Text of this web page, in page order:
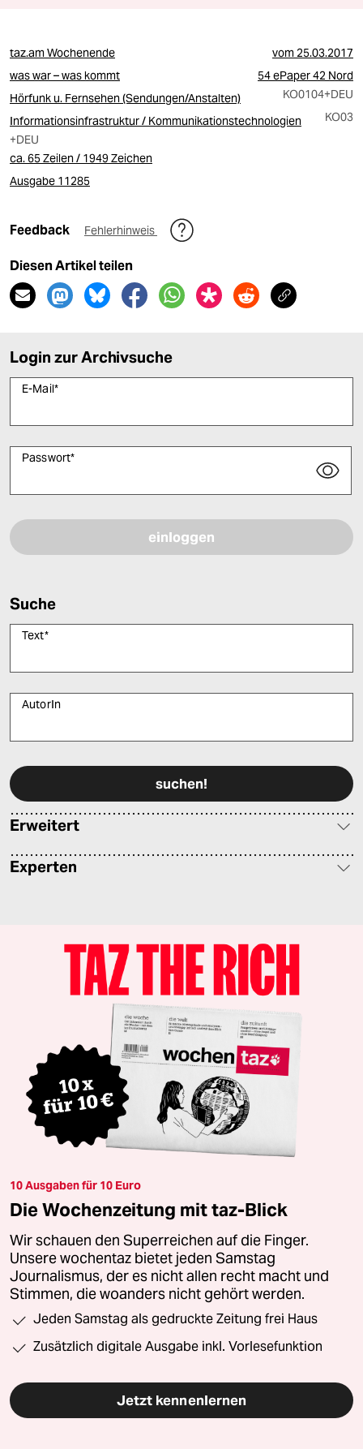
taz.am Wochenende vom25.03.2017
was war – was kommt
54 ePaper 42 Nord
Hörfunk u. Fernsehen (Sendungen/Anstalten)
KO0104+DEU
Informationsinfrastruktur / Kommunikationstechnologien
KO03
+DEU
ca. 65 Zeilen / 1949 Zeichen
Ausgabe 11285
Feedback Fehlerhinweis
Diesen Artikel teilen
Login zur Archivsuche
E-Mail*
Passwort*
Suche
Text*
AutorIn
Erweitert
Experten
10 Ausgaben für 10 Euro
Die Wochenzeitung mit taz-Blick
Wir schauen den Superreichen auf die Finger.
Unsere wochentaz bietet jeden Samstag
Journalismus, der es nicht allen recht macht und
Stimmen, die woanders nicht gehört werden.
Jeden Samstag als gedruckte Zeitung frei Haus
Zusätzlich digitale Ausgabe inkl. Vorlesefunktion
Jetzt kennenlernen